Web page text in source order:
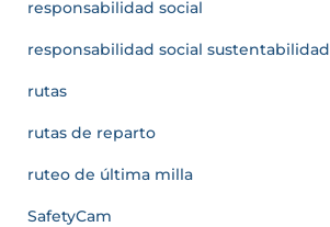
responsabilidad social
responsabilidad social sustentabilidad
rutas
rutas de reparto
ruteo de última milla
SafetyCam